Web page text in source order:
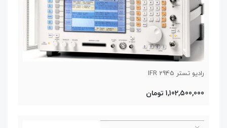
رادیو تستر IFR 2945
1,102,500,000 تومان